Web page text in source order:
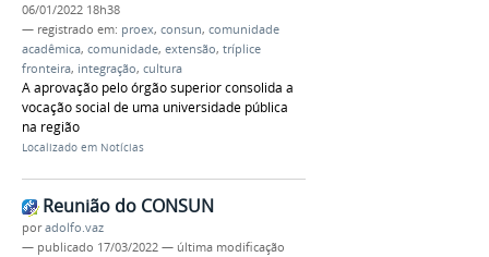
06/01/2022 18h38
— registrado em: proex, consun, comunidade
acadêmica, comunidade, extensão, tríplice
fronteira, integração, cultura
A aprovação pelo órgão superior consolida a
vocação social de uma universidade pública
na região
Localizado em Notícias
Reunião do CONSUN
poradolfo.vaz
— publicado 17/03/2022 — última modificação